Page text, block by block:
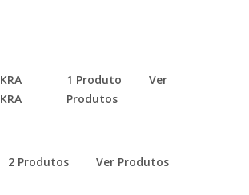
KRA
KRA
1 Produto
Ver
Produtos
2 Produtos Ver Produtos